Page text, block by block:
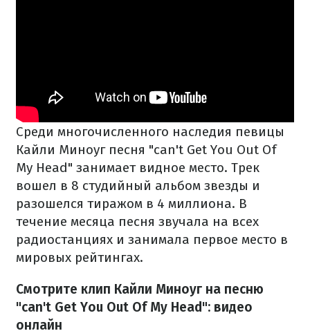
Среди многочисленного наследия певицы
Кайли Миноуг песня "can't Get You Out Of
My Head" занимает видное место. Трек
вошел в 8 студийный альбом звезды и
разошелся тиражом в 4 миллиона. В
течение месяца песня звучала на всех
радиостанциях и занимала первое место в
мировых рейтингах.
Смотрите клип Кайли Миноуг на песню
"can't Get You Out Of My Head": видео
онлайн